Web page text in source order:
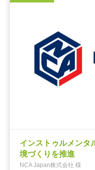
インストゥルメンタ
境づくりを推進
NCA Japan株式会社 様